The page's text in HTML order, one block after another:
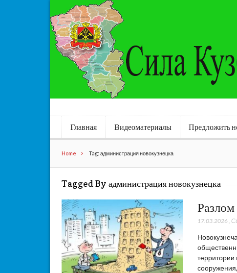
Главная Видеоматериалы Предложить
Home Tag: администрация новокузнецка
Tagged By администрация новокузнецка
17.03.2026
территории